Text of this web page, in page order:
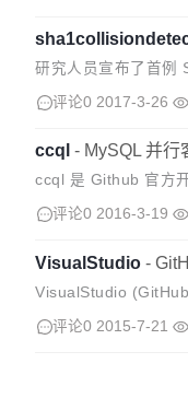
研究人员宣布了首例
对象都以内容的
评论0 2017-3-26
ccql - MySQL 并行
ccql 是 Github 官方
评论0 2016-3-19
VisualStudio -
VisualStudio
评论0 2015-7-21